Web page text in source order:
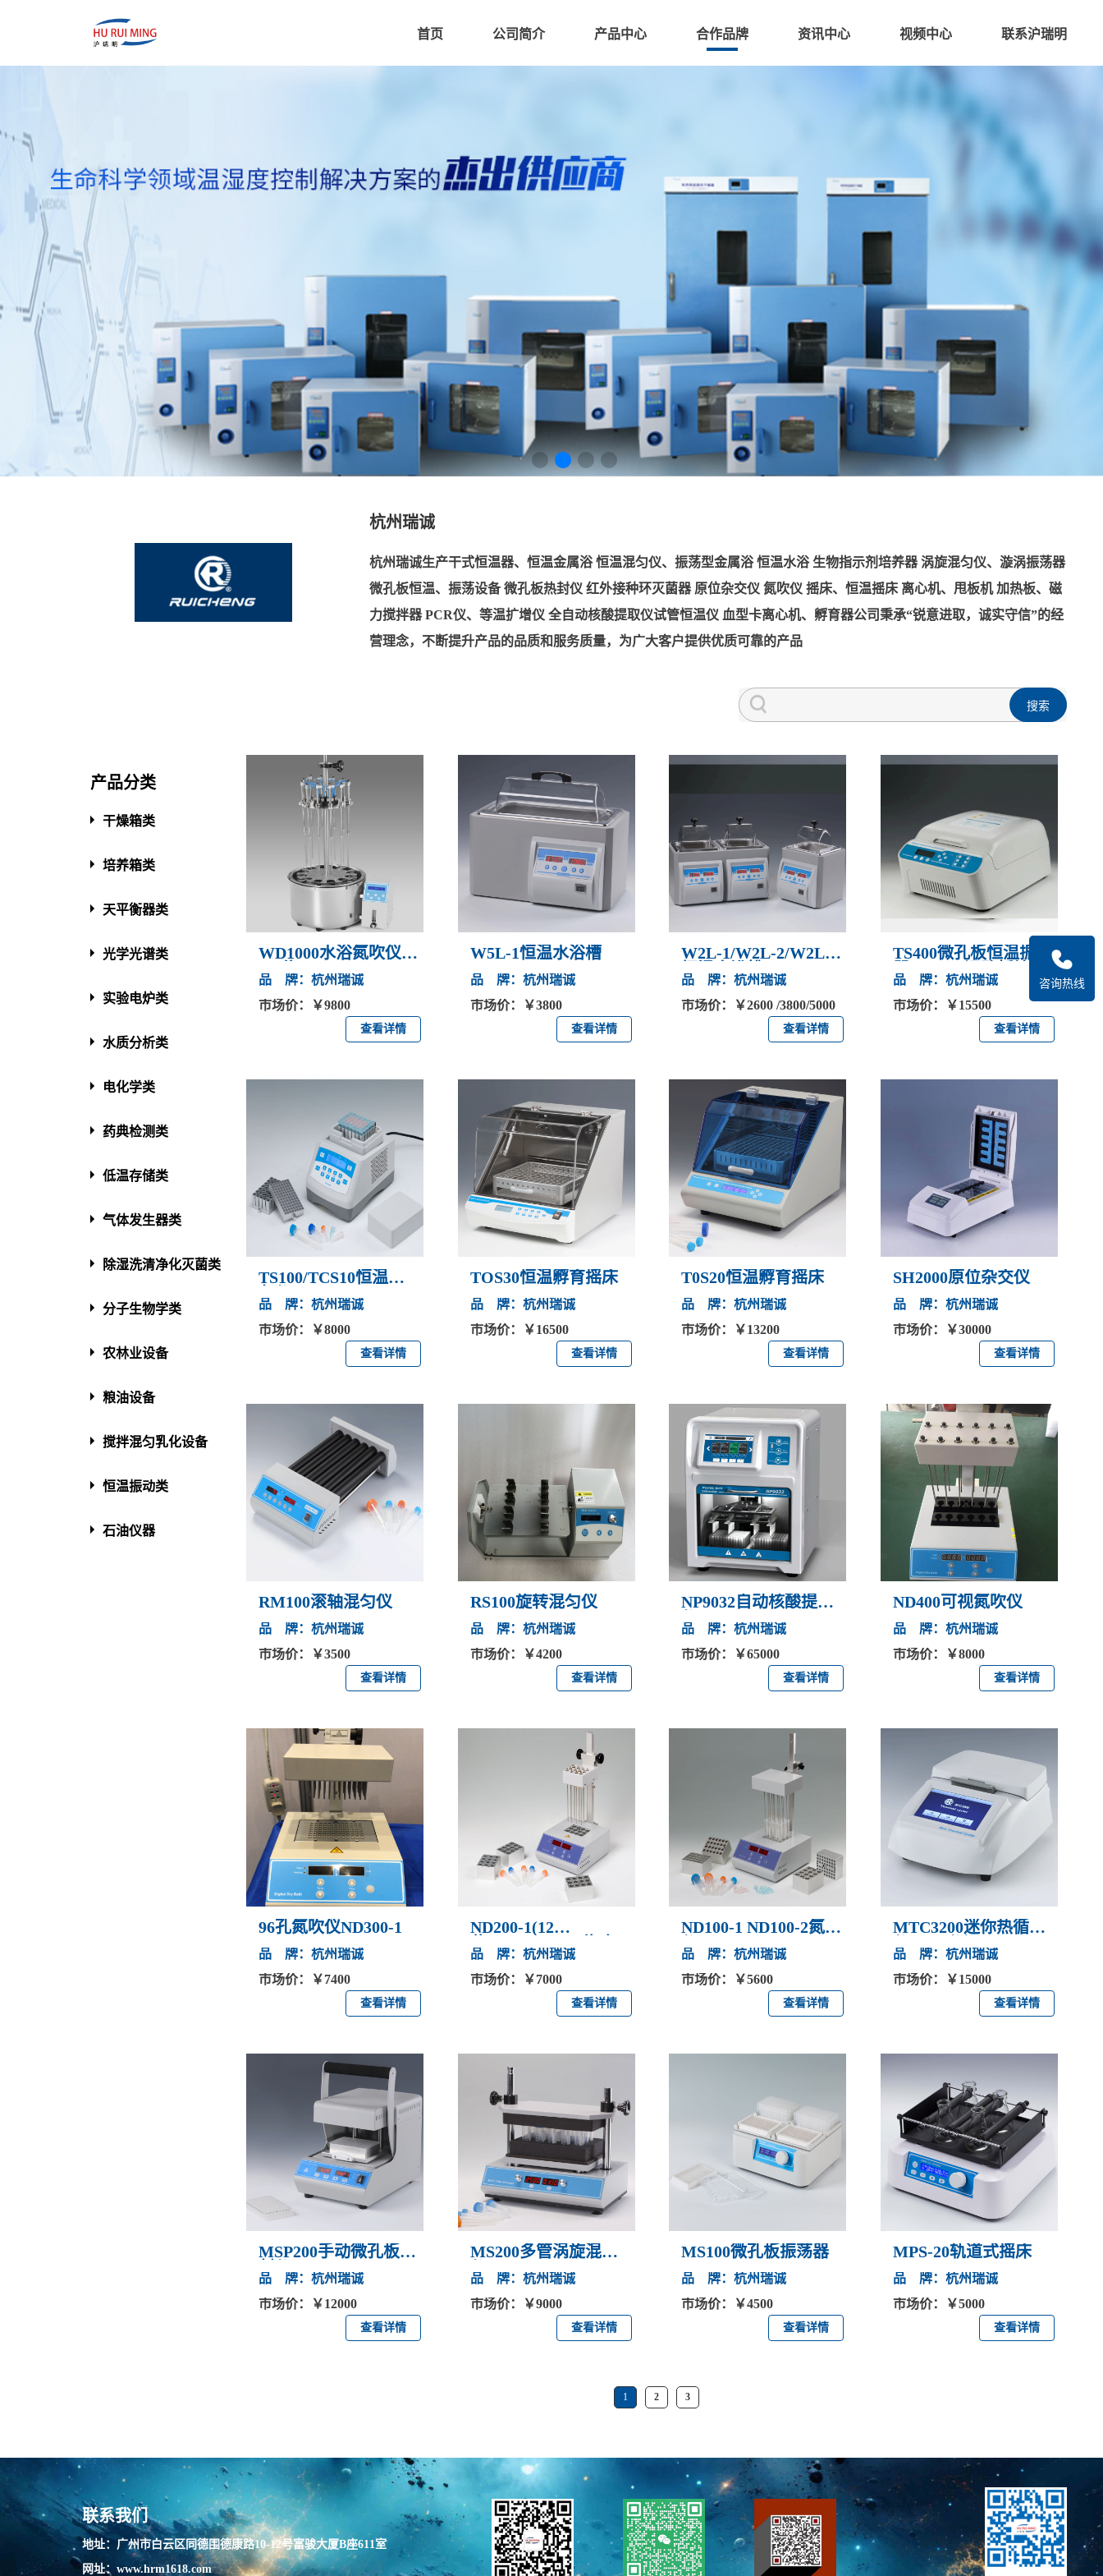
首页 公司简介 产品中心 合作品牌 资讯中心 视频中心 联系沪瑞明
杭州瑞诚
杭州瑞诚生产干式恒温器、恒温金属浴 恒温混匀仪、振荡型金属浴 恒温水浴 生物指示剂培养器 涡旋混匀仪、漩涡振荡器
微孔板恒温、振荡设备 微孔板热封仪 红外接种环灭菌器 原位杂交仪 氮吹仪 摇床、恒温摇床 离心机、甩板机 加热板、磁
力搅拌器 PCR仪、等温扩增仪 全自动核酸提取仪试管恒温仪 血型卡离心机、孵育器公司秉承“锐意进取，诚实守信”的经
营理念，不断提升产品的品质和服务质量，为广大客户提供优质可靠的产品
产品分类
干燥箱类
培养箱类
天平衡器类
光学光谱类
实验电炉类
水质分析类
电化学类
药典检测类
低温存储类
气体发生器类
除湿洗清净化灭菌类
分子生物学类
农林业设备
粮油设备
搅拌混匀乳化设备
恒温振动类
石油仪器
WD1000水浴氮吹仪
(12位)
品 牌：杭州瑞诚
市场价：￥9800
查看详情
W5L-1恒温水浴槽
品 牌：杭州瑞诚
市场价：￥3800
查看详情
W2L-1/W2L-2/W2L-3
恒温水浴槽
品 牌：杭州瑞诚
市场价：￥2600 /3800/5000
查看详情
TS400微孔板恒温振荡
器(可用于深孔板培
养）
品 牌：杭州瑞诚
市场价：￥15500
查看详情
TS100/TCS10恒温混
匀仪
品 牌：杭州瑞诚
市场价：￥8000
查看详情
TOS30恒温孵育摇床
品 牌：杭州瑞诚
市场价：￥16500
查看详情
T0S20恒温孵育摇床
品 牌：杭州瑞诚
市场价：￥13200
查看详情
SH2000原位杂交仪
品 牌：杭州瑞诚
市场价：￥30000
查看详情
RM100滚轴混匀仪
品 牌：杭州瑞诚
市场价：￥3500
查看详情
RS100旋转混匀仪
品 牌：杭州瑞诚
市场价：￥4200
查看详情
NP9032自动核酸提取
仪
品 牌：杭州瑞诚
市场价：￥65000
查看详情
ND400可视氮吹仪
品 牌：杭州瑞诚
市场价：￥8000
查看详情
96孔氮吹仪ND300-1
品 牌：杭州瑞诚
市场价：￥7400
查看详情
ND200-1(12
位)/ND200-2(24位)氮
气吹扫仪
品 牌：杭州瑞诚
市场价：￥7000
查看详情
ND100-1 ND100-2氮吹
仪
品 牌：杭州瑞诚
市场价：￥5600
查看详情
MTC3200迷你热循环
仪(PCR仪）
品 牌：杭州瑞诚
市场价：￥15000
查看详情
MSP200手动微孔板热
封仪
品 牌：杭州瑞诚
市场价：￥12000
查看详情
MS200多管涡旋混匀
仪
品 牌：杭州瑞诚
市场价：￥9000
查看详情
MS100微孔板振荡器
品 牌：杭州瑞诚
市场价：￥4500
查看详情
MPS-20轨道式摇床
品 牌：杭州瑞诚
市场价：￥5000
查看详情
1 2 3
咨询热线
联系我们
地址：广州市白云区同德围德康路10-12号富骏大厦B座611室
网址：www.hrm1618.com